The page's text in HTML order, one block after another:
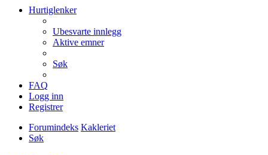
Hurtiglenker
Ubesvarte innlegg
Aktive emner
Søk
FAQ
Logg inn
Registrer
Forumindeks Kakleriet
Søk